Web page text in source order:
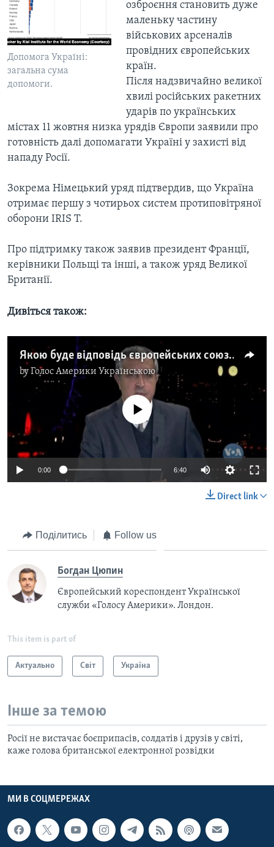
Допомога Україні:
загальна сума
допомоги.
озброєння становить дуже
маленьку частину
військових арсеналів
провідних європейських
країн.
Після надзвичайно великої
хвилі російських ракетних
ударів по українських
містах 11 жовтня низка урядів Європи заявили про
готовність далі допомагати Україні у захисті від
нападу Росії.
Зокрема Німецький уряд підтвердив, що Україна
отримає першу з чотирьох систем протиповітряної
оборони IRIS T.
Про підтримку також заявив президент Франції,
керівники Польщі та інші, а також уряд Великої
Британії.
Дивіться також:
Якою буде відповідь європейських союзників на обстріли українських міст? Відео
byГолос Америки Українською
No media source currently available
0:00 6:40
Direct link
Поділитись Follow us
Богдан Цюпин
Європейський кореспондент Української
служби «Голосу Америки». Лондон.
This item is part of
Актуально Світ Україна
Інше за темою
Росії не вистачає боєприпасів, солдатів і друзів у світі,
каже голова британської електронної розвідки
МИ В СОЦМЕРЕЖАХ